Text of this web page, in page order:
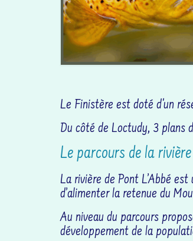
Le Finistère est doté d'un
Du côté de Loctudy, 3 plans
Le parcours de la
La rivière de Pont L’Abbé
d’alimenter la retenue du
Au niveau du parcours
développement de la